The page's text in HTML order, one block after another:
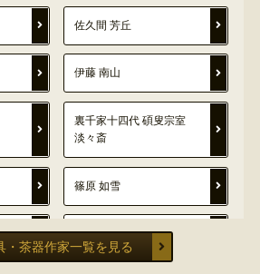
佐久間 芳丘
伊藤 南山
裏千家十四代 碩叟宗室
淡々斎
篠原 如雪
小林 東吾
・茶器作家一覧を見る